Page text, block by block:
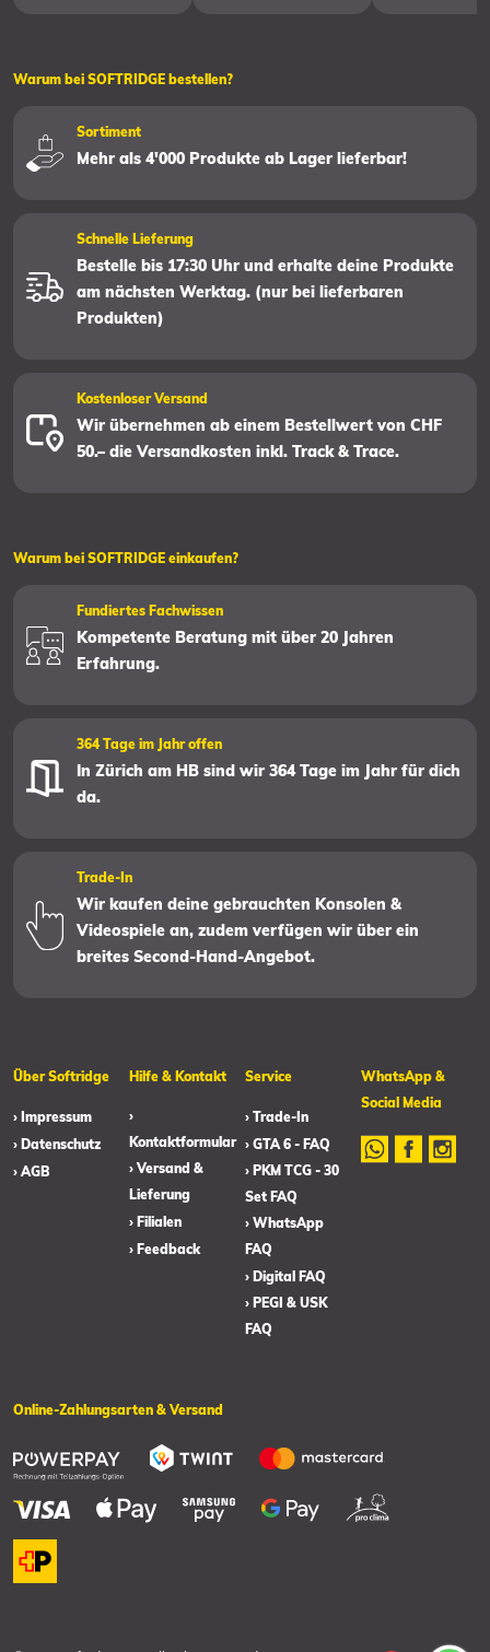
Warum bei SOFTRIDGE bestellen?
Sortiment
Mehr als 4'000 Produkte ab Lager lieferbar!
Schnelle Lieferung
Bestelle bis 17:30 Uhr und erhalte deine Produkte
am nächsten Werktag. (nur bei lieferbaren
Produkten)
Kostenloser Versand
Wir übernehmen ab einem Bestellwert von CHF
50.– die Versandkosten inkl. Track & Trace.
Warum bei SOFTRIDGE einkaufen?
Fundiertes Fachwissen
Kompetente Beratung mit über 20 Jahren
Erfahrung.
364 Tage im Jahr offen
In Zürich am HB sind wir 364 Tage im Jahr für dich
da.
Trade-In
Wir kaufen deine gebrauchten Konsolen &
Videospiele an, zudem verfügen wir über ein
breites Second-Hand-Angebot.
Über Softridge
› Impressum
› Datenschutz
› AGB
Hilfe & Kontakt
›
Kontaktformular
› Versand &
Lieferung
› Filialen
› Feedback
Service
› Trade-In
› GTA 6 - FAQ
› PKM TCG - 30
Set FAQ
› WhatsApp
FAQ
› Digital FAQ
› PEGI & USK
FAQ
WhatsApp &
Social Media
Online-Zahlungsarten & Versand